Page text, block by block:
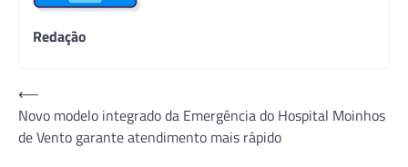
Redação
Navegação
de
Post
⟵
Novo modelo integrado da Emergência do Hospital Moinhos
de Vento garante atendimento mais rápido